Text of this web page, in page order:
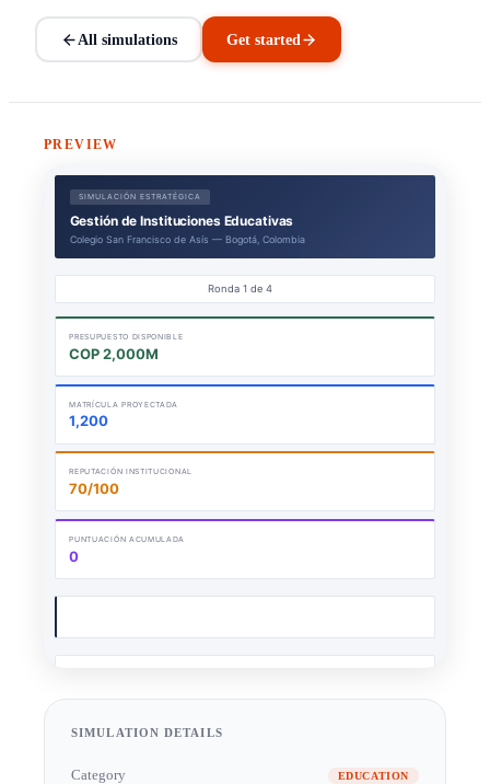
All simulations Get started
PREVIEW
SIMULATION DETAILS
Category EDUCATION